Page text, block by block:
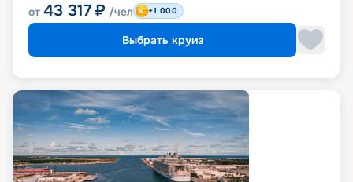
от 43 317 ₽ /чел +1 000
Выбрать круиз